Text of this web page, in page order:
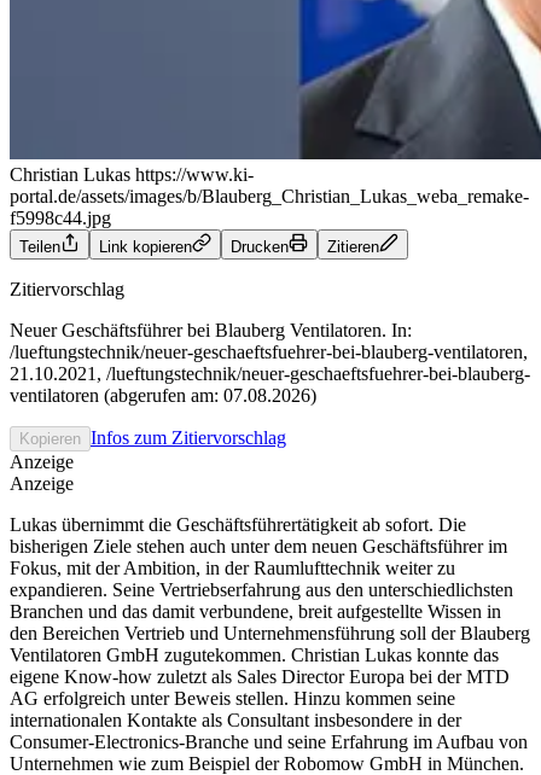
Christian Lukas https://www.ki-
portal.de/assets/images/b/Blauberg_Christian_Lukas_weba_remake-
f5998c44.jpg
Teilen Link kopieren Drucken Zitieren
Zitiervorschlag
Neuer Geschäftsführer bei Blauberg Ventilatoren. In:
/lueftungstechnik/neuer-geschaeftsfuehrer-bei-blauberg-ventilatoren,
21.10.2021, /lueftungstechnik/neuer-geschaeftsfuehrer-bei-blauberg-
ventilatoren (abgerufen am: 07.08.2026)
Kopieren Infos zum Zitiervorschlag
Anzeige
Anzeige
Lukas übernimmt die Geschäftsführertätigkeit ab sofort. Die
bisherigen Ziele stehen auch unter dem neuen Geschäftsführer im
Fokus, mit der Ambition, in der Raumlufttechnik weiter zu
expandieren. Seine Vertriebserfahrung aus den unterschiedlichsten
Branchen und das damit verbundene, breit aufgestellte Wissen in
den Bereichen Vertrieb und Unternehmensführung soll der Blauberg
Ventilatoren GmbH zugutekommen. Christian Lukas konnte das
eigene Know-how zuletzt als Sales Director Europa bei der MTD
AG erfolgreich unter Beweis stellen. Hinzu kommen seine
internationalen Kontakte als Consultant insbesondere in der
Consumer-Electronics-Branche und seine Erfahrung im Aufbau von
Unternehmen wie zum Beispiel der Robomow GmbH in München.